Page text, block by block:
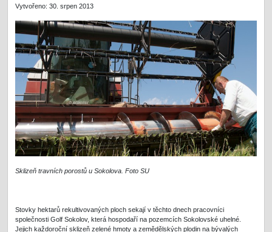
Vytvořeno: 30. srpen 2013
Sklizeň travních porostů u Sokolova. Foto SU
Stovky hektarů rekultivovaných ploch sekají v těchto dnech pracovníci
společnosti Golf Sokolov, která hospodaří na pozemcích Sokolovské uhelné.
Jejich každoroční sklizeň zelené hmoty a zemědělských plodin na bývalých